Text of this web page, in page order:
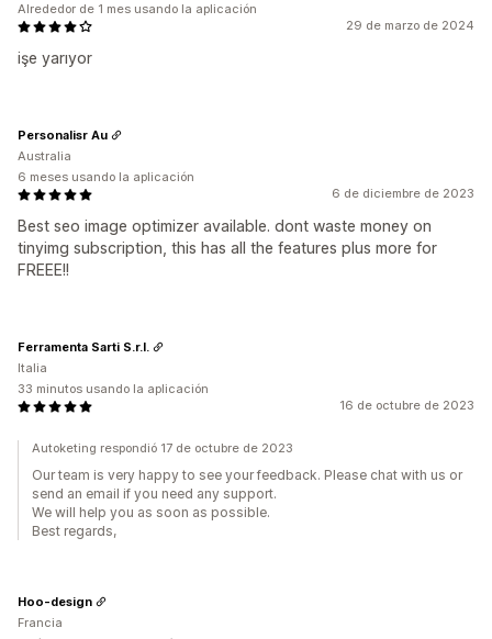
29 de marzo de 2024
işe yarıyor
Alrededor de 1 mes usando la aplicación
6 de diciembre de 2023
Best seo image optimizer available. dont waste money on
tinyimg subscription, this has all the features plus more for
FREEE!!
Personalisr Au
Australia
6 meses usando la aplicación
16 de octubre de 2023
Ferramenta Sarti S.r.l.
Italia
33 minutos usando la aplicación
Autoketing respondió 17 de octubre de 2023
Our team is very happy to see your feedback. Please chat with us or
send an email if you need any support.
We will help you as soon as possible.
Best regards,
Hoo-design
Francia